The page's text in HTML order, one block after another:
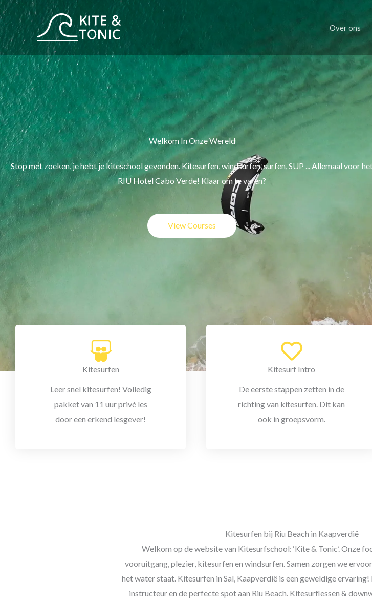
Ga
naar
de
inhoud
Over ons
Welkom In Onze Wereld
Stop met zoeken, je hebt je kiteschool gevonden. Kitesurfen, windsurfen, surfen, SUP ... Allemaal voor
RIU Hotel Cabo Verde! Klaar om te varen?
View Courses
Kitesurfen
Leer snel kitesurfen! Volledig
pakket van 11 uur privé les
door een erkend lesgever!
Kitesurf Intro
De eerste stappen zetten in de
richting van kitesurfen. Dit kan
ook in groepsvorm.
Kitesurfen bij Riu Beach in Kaapverdië
Welkom op de website van Kitesurfschool: ‘Kite & Tonic’. Onze
vooruitgang, plezier, kitesurfen en windsurfen. Samen zorgen we
het water staat. Kitesurfen in Sal, Kaapverdië is een geweldige
instructeur en de perfecte spot aan Riu Beach. Kitesurflessen &